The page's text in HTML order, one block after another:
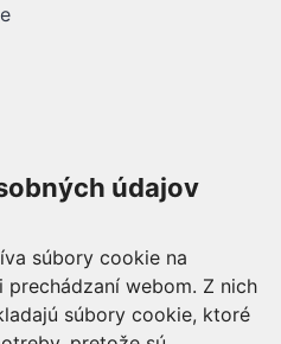
údajov
súbory cookie na
webom. Z nich
súbory cookie, ktoré